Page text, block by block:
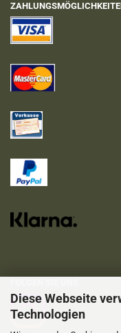
Diese Webseite
Technologien